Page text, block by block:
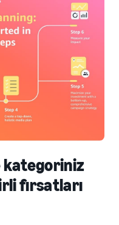
kategoriniz
fırsatları